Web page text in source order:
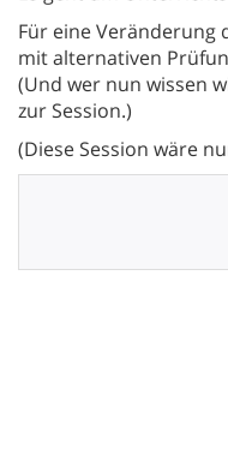
Für eine Veränderung
mit alternativen
(Und wer nun wissen
zur Session.)
(Diese Session wäre